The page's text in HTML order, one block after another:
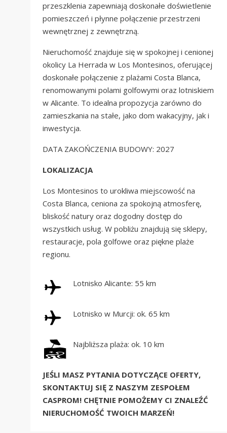
przeszklenia zapewniają doskonałe doświetlenie
pomieszczeń i płynne połączenie przestrzeni
wewnętrznej z zewnętrzną.
Nieruchomość znajduje się w spokojnej i cenionej
okolicy La Herrada w Los Montesinos, oferującej
doskonałe połączenie z plażami Costa Blanca,
renomowanymi polami golfowymi oraz lotniskiem
w Alicante. To idealna propozycja zarówno do
zamieszkania na stałe, jako dom wakacyjny, jak i
inwestycja.
DATA ZAKOŃCZENIA BUDOWY: 2027
LOKALIZACJA
Los Montesinos to urokliwa miejscowość na
Costa Blanca, ceniona za spokojną atmosferę,
bliskość natury oraz dogodny dostęp do
wszystkich usług. W pobliżu znajdują się sklepy,
restauracje, pola golfowe oraz piękne plaże
regionu.
Lotnisko Alicante: 55 km
Lotnisko w Murcji: ok. 65 km
Najbliższa plaża: ok. 10 km
JEŚLI MASZ PYTANIA DOTYCZĄCE OFERTY,
SKONTAKTUJ SIĘ Z NASZYM ZESPOŁEM
CASPROM! CHĘTNIE POMOŻEMY CI ZNALEŹĆ
NIERUCHOMOŚĆ TWOICH MARZEŃ!